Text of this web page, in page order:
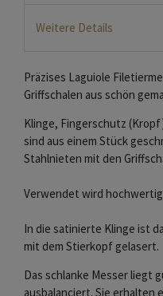
Weitere Details
Präzises Laguiole
Griffschalen aus schön
Klinge, Fingerschutz
sind aus einem Stück
Stahlnieten mit den
Verwendet wird
In die satinierte Klinge ist
mit dem Stierkopf gelasert.
Das schlanke Messer liegt
ausbalanciert. Sie erhalten